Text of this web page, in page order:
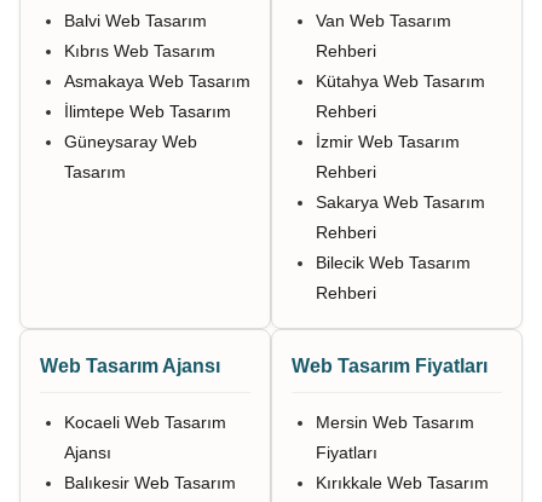
Balvi Web Tasarım
Kıbrıs Web Tasarım
Asmakaya Web Tasarım
İlimtepe Web Tasarım
Güneysaray Web
Tasarım
Van Web Tasarım
Rehberi
Kütahya Web Tasarım
Rehberi
İzmir Web Tasarım
Rehberi
Sakarya Web Tasarım
Rehberi
Bilecik Web Tasarım
Rehberi
Web Tasarım Ajansı
Kocaeli Web Tasarım
Ajansı
Balıkesir Web Tasarım
Web Tasarım Fiyatları
Mersin Web Tasarım
Fiyatları
Kırıkkale Web Tasarım